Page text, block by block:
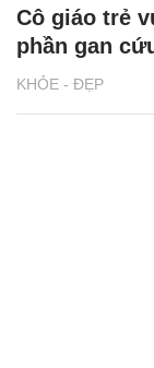
KHỎE - ĐẸP
Cô giáo trẻ
phần gan